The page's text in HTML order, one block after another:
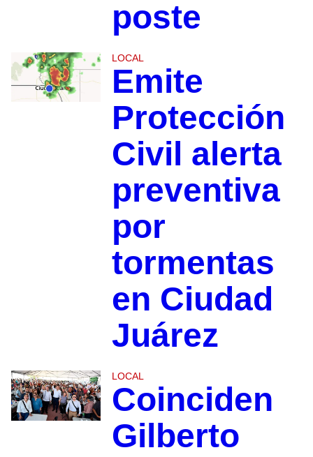
poste
LOCAL
Emite
Protección
Civil alerta
preventiva
por
tormentas
en Ciudad
Juárez
LOCAL
Coinciden
Gilberto